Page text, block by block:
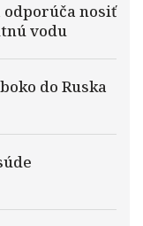
nosiť
vodu
do Ruska